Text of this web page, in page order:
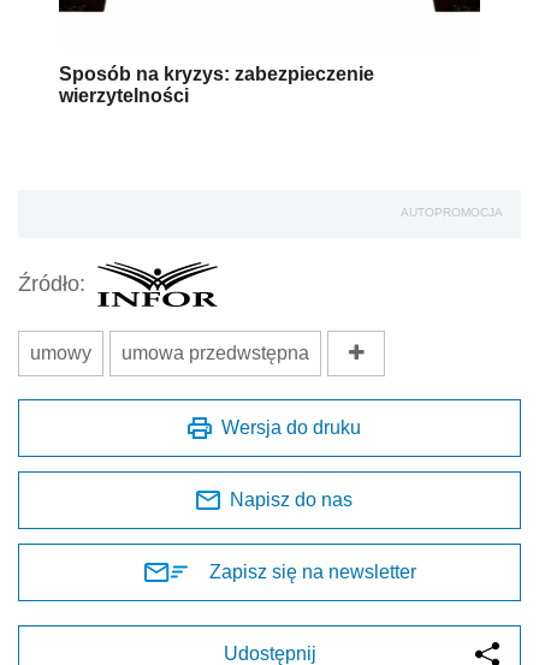
Sposób na kryzys: zabezpieczenie
wierzytelności
AUTOPROMOCJA
Źródło:
umowy umowa przedwstępna
Wersja do druku
Napisz do nas
Zapisz się na newsletter
Udostępnij